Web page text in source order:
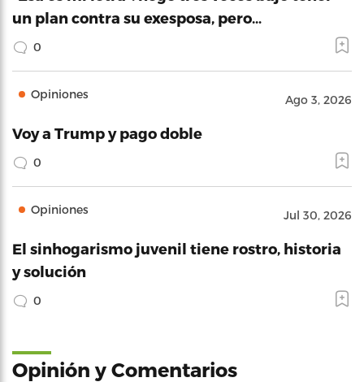
un plan contra su exesposa, pero…
0
Opiniones Ago 3, 2026
Voy a Trump y pago doble
0
Opiniones Jul 30, 2026
El sinhogarismo juvenil tiene rostro, historia
y solución
0
Opinión y Comentarios